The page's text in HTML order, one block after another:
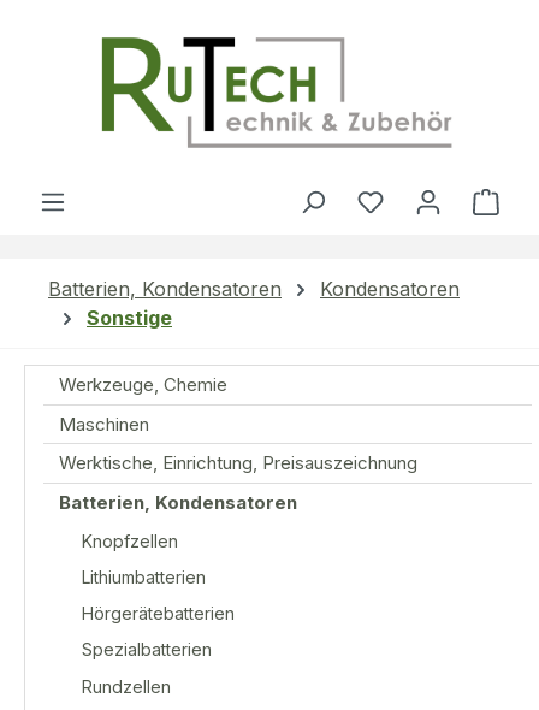
Du hast 0
Batterien, Kondensatoren
Kondensatoren
Sonstige
Werkzeuge, Chemie
Maschinen
Werktische, Einrichtung, Preisauszeichnung
Batterien, Kondensatoren
Knopfzellen
Lithiumbatterien
Hörgerätebatterien
Spezialbatterien
Rundzellen